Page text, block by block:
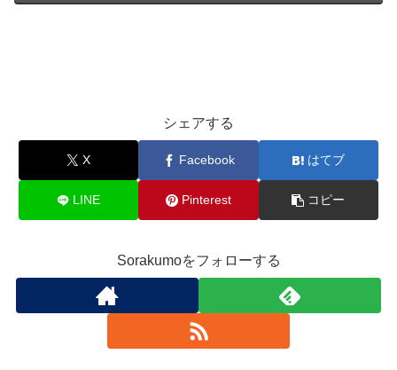
シェアする
X Facebook はてブ
LINE Pinterest コピー
Sorakumoをフォローする